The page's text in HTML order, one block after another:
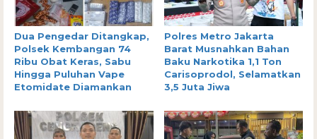
Dua Pengedar Ditangkap,
Polsek Kembangan 74
Ribu Obat Keras, Sabu
Hingga Puluhan Vape
Etomidate Diamankan
Polres Metro Jakarta
Barat Musnahkan Bahan
Baku Narkotika 1,1 Ton
Carisoprodol, Selamatkan
3,5 Juta Jiwa